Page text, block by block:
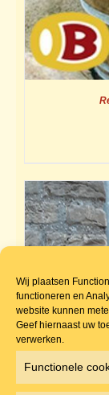
Wij plaatsen
functioneren en
website kunnen
Geef hiernaast uw
verwerken.
Functionele